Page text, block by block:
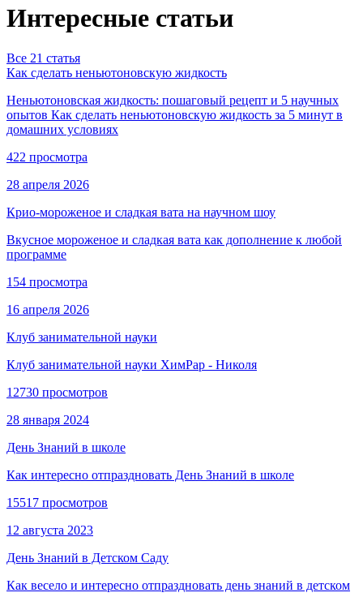
Интересные статьи
Все 21 статья
Как сделать неньютоновскую жидкость
Неньютоновская жидкость: пошаговый рецепт и 5 научных
опытов Как сделать неньютоновскую жидкость за 5 минут в
домашних условиях
422 просмотра
28 апреля 2026
Крио-мороженое и сладкая вата на научном шоу
Вкусное мороженое и сладкая вата как дополнение к любой
программе
154 просмотра
16 апреля 2026
Клуб занимательной науки
Клуб занимательной науки ХимРар - Николя
12730 просмотров
28 января 2024
День Знаний в школе
Как интересно отпраздновать День Знаний в школе
15517 просмотров
12 августа 2023
День Знаний в Детском Саду
Как весело и интересно отпраздновать день знаний в детском